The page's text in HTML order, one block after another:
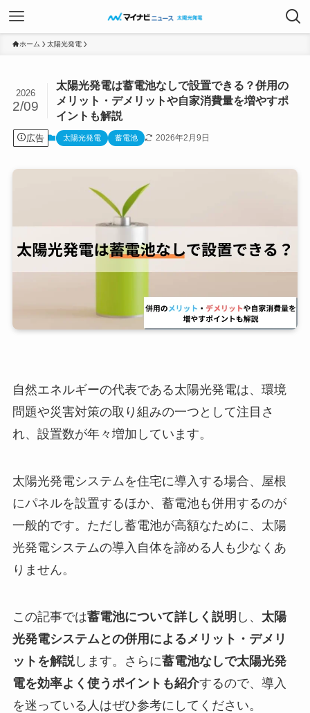
ホーム 太陽光発電
太陽光発電は蓄電池なしで設置できる？併用の
メリット・デメリットや自家消費量を増やすポ
イントも解説
2026
2/09
広告 太陽光発電 蓄電池 2026年2月9日
自然エネルギーの代表である太陽光発電は、環境
問題や災害対策の取り組みの一つとして注目さ
れ、設置数が年々増加しています。
太陽光発電システムを住宅に導入する場合、屋根
にパネルを設置するほか、蓄電池も併用するのが
一般的です。ただし蓄電池が高額なために、太陽
光発電システムの導入自体を諦める人も少なくあ
りません。
この記事では蓄電池について詳しく説明 し、 太陽
光発電システムとの併用によるメリット・デメリ
ットを解説します。さらに蓄電池なしで太陽光発
電を効率よく使うポイントも紹介するので、導入
を迷っている人はぜひ参考にしてください。